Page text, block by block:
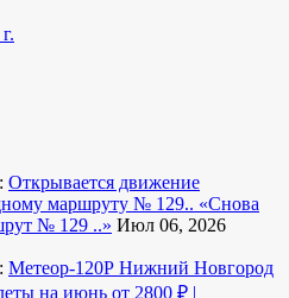
Открывается движение
маршруту № 129.. «Снова
№ 129 ..» Июл 06, 2026
Метеор-120Р Нижний Новгород
на июнь от 2800 ₽ |